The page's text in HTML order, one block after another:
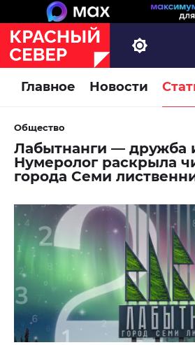
Главное Новости
Общество
Лабытнанги — дружба
Нумеролог раскрыла
города Семи